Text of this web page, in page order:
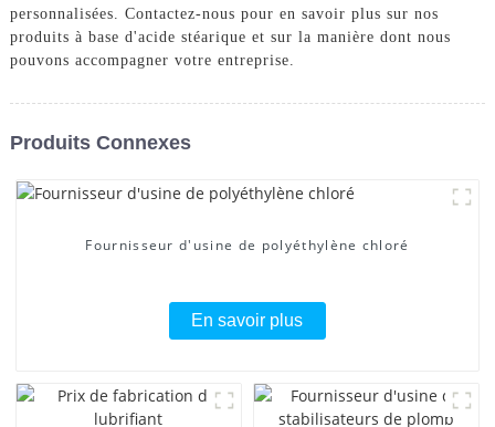
personnalisées. Contactez-nous pour en savoir plus sur nos
produits à base d'acide stéarique et sur la manière dont nous
pouvons accompagner votre entreprise.
Produits Connexes
Fournisseur d'usine de polyéthylène chloré
En savoir plus